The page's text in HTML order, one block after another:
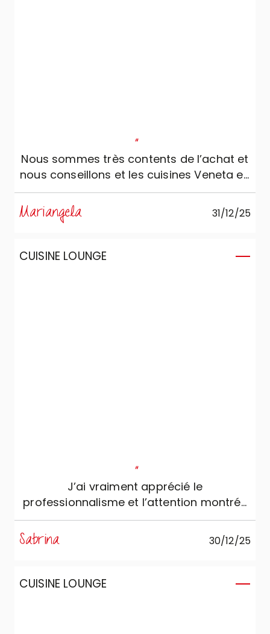
"
Nous sommes très contents de l’achat et
nous conseillons et les cuisines Veneta et,
surtout, le point de vente
Mariangela 31/12/25
CUISINE LOUNGE
"
J’ai vraiment apprécié le
professionnalisme et l’attention montrés
lors de la phase de vente et dans le soin
réservé au montage et à la préparation
du produit. Je juge excellente la qualité du
Sabrina 30/12/25
CUISINE LOUNGE